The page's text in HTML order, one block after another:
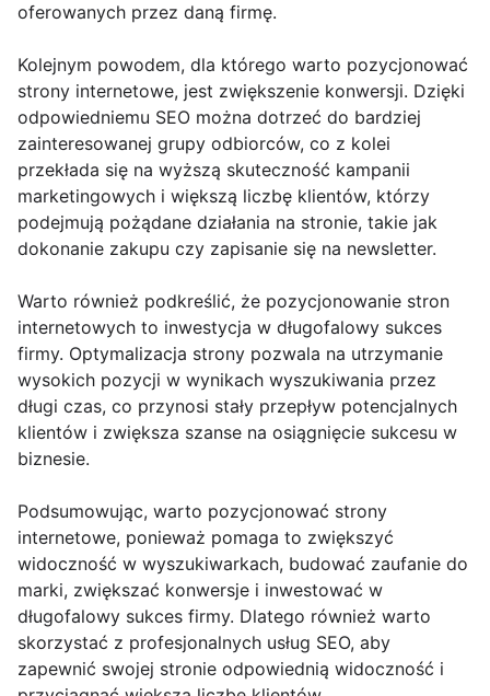
oferowanych przez daną firmę.
Kolejnym powodem, dla którego warto pozycjonować
strony internetowe, jest zwiększenie konwersji. Dzięki
odpowiedniemu SEO można dotrzeć do bardziej
zainteresowanej grupy odbiorców, co z kolei
przekłada się na wyższą skuteczność kampanii
marketingowych i większą liczbę klientów, którzy
podejmują pożądane działania na stronie, takie jak
dokonanie zakupu czy zapisanie się na newsletter.
Warto również podkreślić, że pozycjonowanie stron
internetowych to inwestycja w długofalowy sukces
firmy. Optymalizacja strony pozwala na utrzymanie
wysokich pozycji w wynikach wyszukiwania przez
długi czas, co przynosi stały przepływ potencjalnych
klientów i zwiększa szanse na osiągnięcie sukcesu w
biznesie.
Podsumowując, warto pozycjonować strony
internetowe, ponieważ pomaga to zwiększyć
widoczność w wyszukiwarkach, budować zaufanie do
marki, zwiększać konwersje i inwestować w
długofalowy sukces firmy. Dlatego również warto
skorzystać z profesjonalnych usług SEO, aby
zapewnić swojej stronie odpowiednią widoczność i